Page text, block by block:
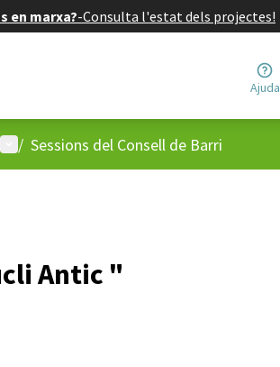
en marxa?-Consulta l'estat dels projectes!
Ajuda
Menú d'usuari
/ Sessions del Consell de Barri
Antic "